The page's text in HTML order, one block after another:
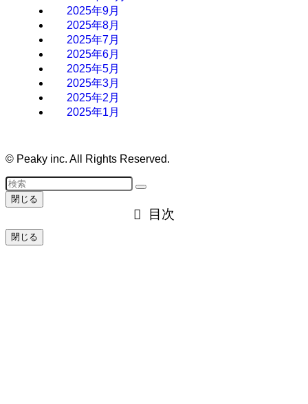
2025年9月
2025年8月
2025年7月
2025年6月
2025年5月
2025年3月
2025年2月
2025年1月
© Peaky inc. All Rights Reserved.
閉じる
目次
閉じる